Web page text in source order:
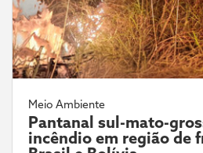
Meio Ambiente
Pantanal sul-mato-
incêndio em região de